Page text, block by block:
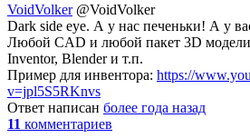
VoidVolker @VoidVolker
Dark side eye. А у нас печеньки! А у
Любой CAD и любой пакет 3D
Inventor, Blender и т.п.
Пример для инвентора: https://
v=jpl5S5RKnvs
Ответ написан более года назад
11 комментариев